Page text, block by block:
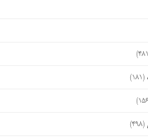
(181)
(498)